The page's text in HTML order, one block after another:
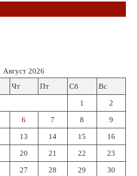
Август 2026
Чт Пт Сб Вс
1 2
6 7 8 9
13 14 15 16
20 21 22 23
27 28 29 30